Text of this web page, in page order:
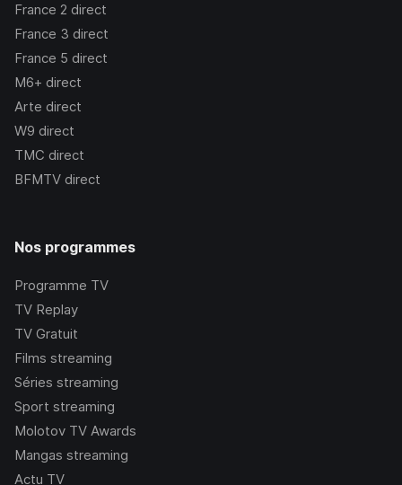
France 2 direct
France 3 direct
France 5 direct
M6+ direct
Arte direct
W9 direct
TMC direct
BFMTV direct
Nos programmes
Programme TV
TV Replay
TV Gratuit
Films streaming
Séries streaming
Sport streaming
Molotov TV Awards
Mangas streaming
Actu TV